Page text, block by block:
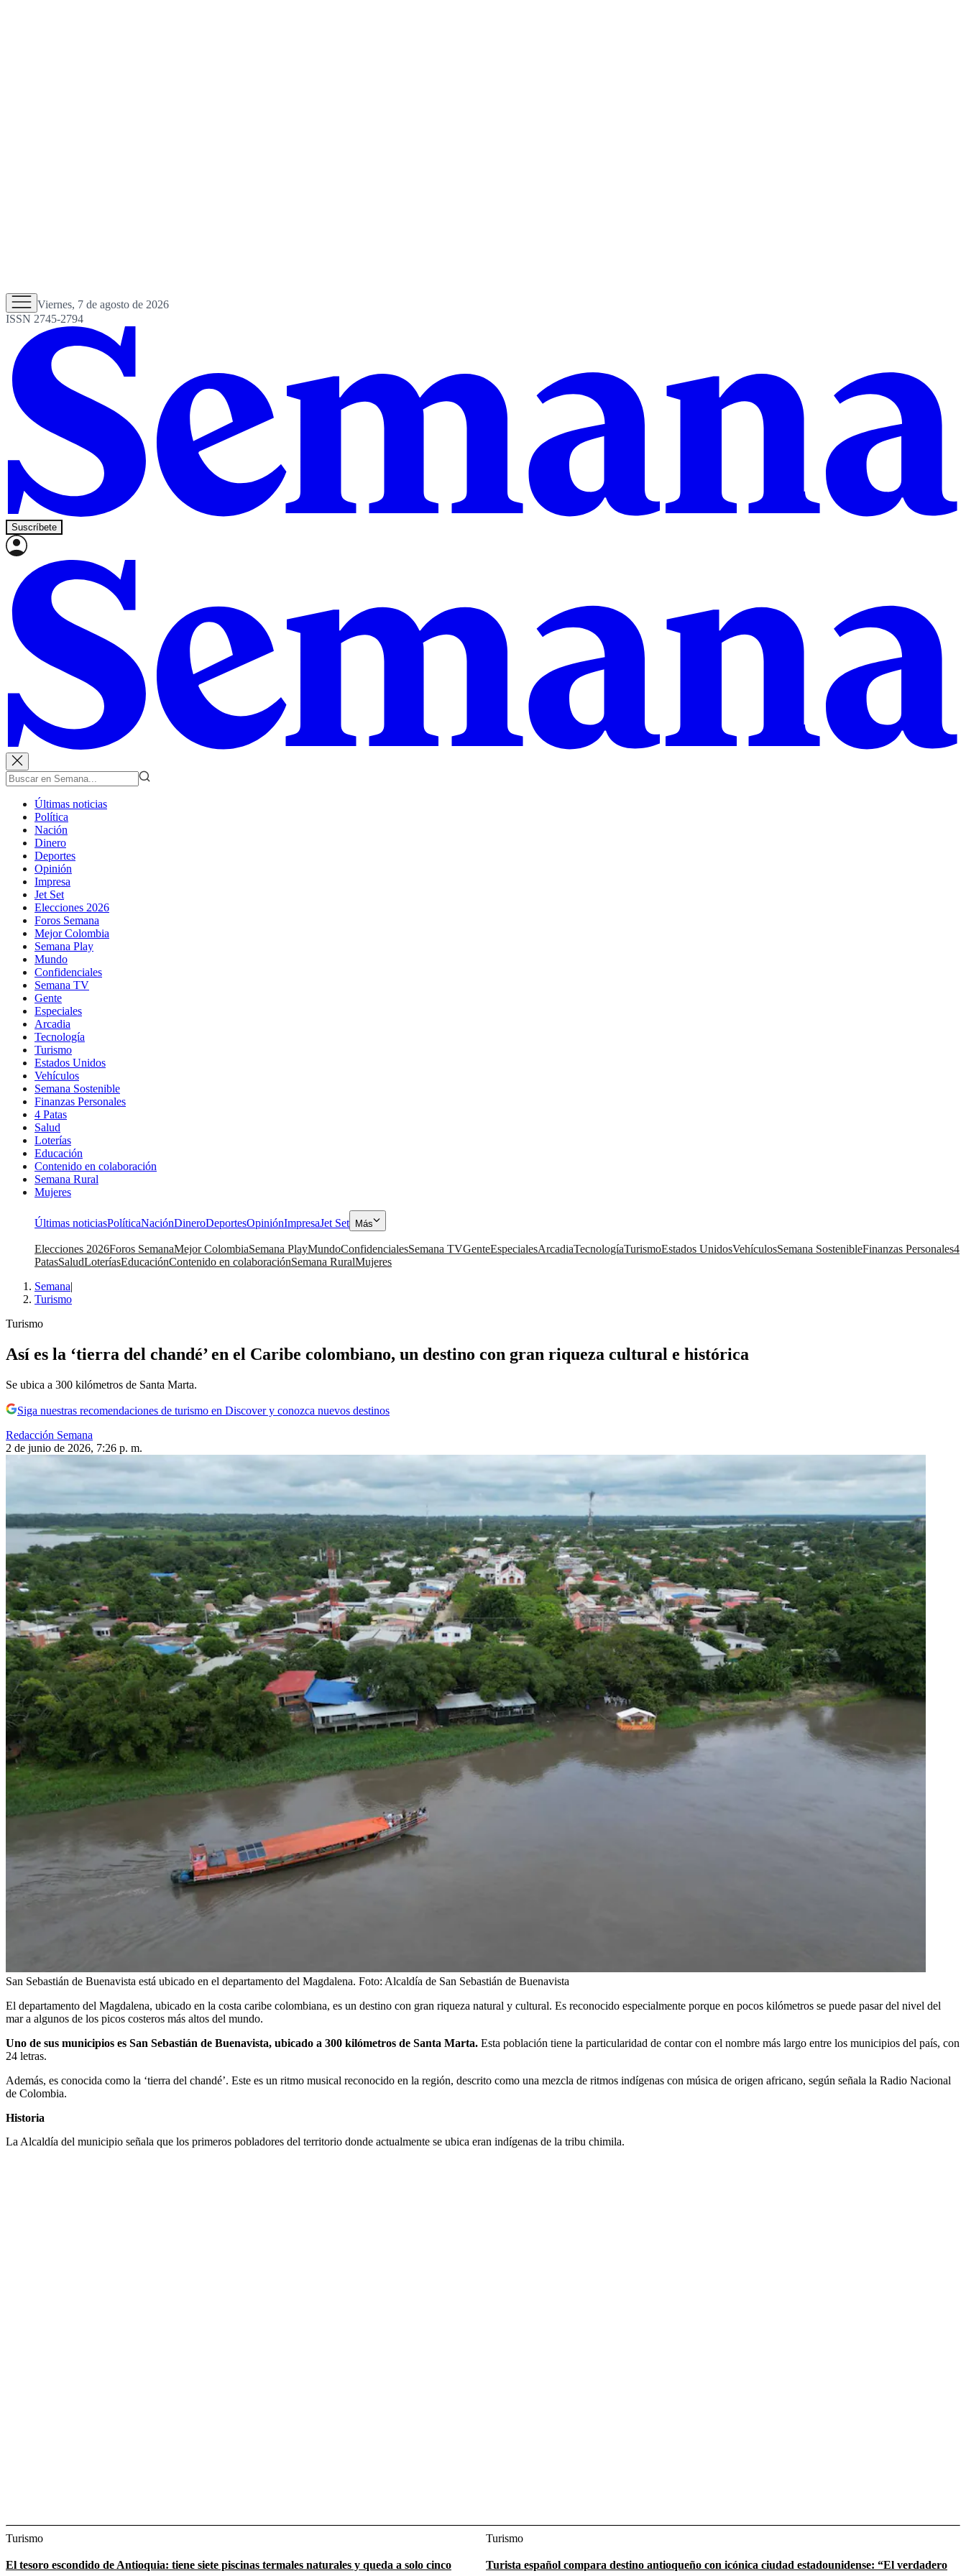
Viernes, 7 de agosto de 2026
ISSN 2745-2794
Suscríbete
Últimas noticias
Política
Nación
Dinero
Deportes
Opinión
Impresa
Jet Set
Elecciones 2026
Foros Semana
Mejor Colombia
Semana Play
Mundo
Confidenciales
Semana TV
Gente
Especiales
Arcadia
Tecnología
Turismo
Estados Unidos
Vehículos
Semana Sostenible
Finanzas Personales
4 Patas
Salud
Loterías
Educación
Contenido en colaboración
Semana Rural
Mujeres
Últimas noticiasPolíticaNaciónDineroDeportesOpiniónImpresaJet Set Más
Elecciones 2026Foros SemanaMejor ColombiaSemana PlayMundoConfidencialesSemana TVGenteEspecialesArcadiaTecnologíaTurismoEstados UnidosVehículosSemana SostenibleFinanzas Personales4
PatasSaludLoteríasEducaciónContenido en colaboraciónSemana RuralMujeres
Semana|
Turismo
Turismo
Así es la ‘tierra del chandé’ en el Caribe colombiano, un destino con gran riqueza cultural e histórica
Se ubica a 300 kilómetros de Santa Marta.
Siga nuestras recomendaciones de turismo en Discover y conozca nuevos destinos
Redacción Semana
2 de junio de 2026, 7:26 p. m.
San Sebastián de Buenavista está ubicado en el departamento del Magdalena. Foto: Alcaldía de San Sebastián de Buenavista
El departamento del Magdalena, ubicado en la costa caribe colombiana, es un destino con gran riqueza natural y cultural. Es reconocido especialmente porque en pocos kilómetros se puede pasar del nivel del
mar a algunos de los picos costeros más altos del mundo.
Uno de sus municipios es San Sebastián de Buenavista, ubicado a 300 kilómetros de Santa Marta. Esta población tiene la particularidad de contar con el nombre más largo entre los municipios del país, con
24 letras.
Además, es conocida como la ‘tierra del chandé’. Este es un ritmo musical reconocido en la región, descrito como una mezcla de ritmos indígenas con música de origen africano, según señala la Radio Nacional
de Colombia.
Historia
La Alcaldía del municipio señala que los primeros pobladores del territorio donde actualmente se ubica eran indígenas de la tribu chimila.
Turismo
El tesoro escondido de Antioquia: tiene siete piscinas termales naturales y queda a solo cinco
Turismo
Turista español compara destino antioqueño con icónica ciudad estadounidense: “El verdadero